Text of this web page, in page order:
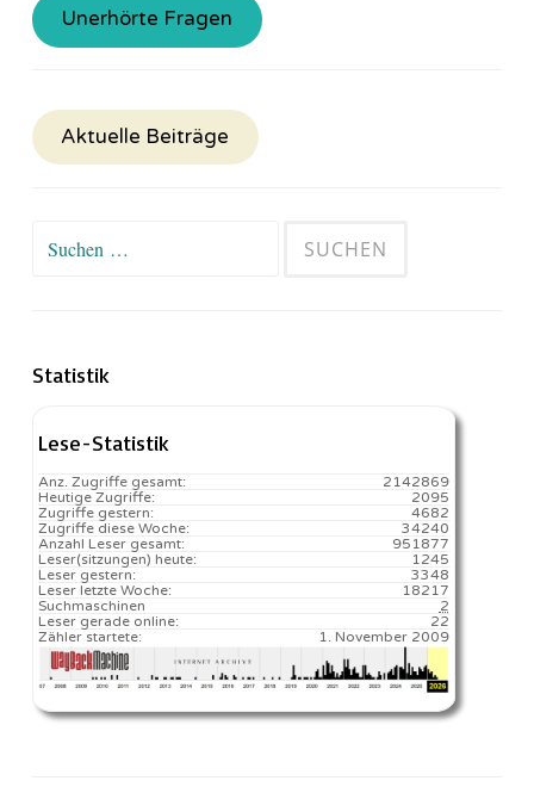
Unerhörte Fragen
Aktuelle Beiträge
Suchen
Statistik
Lese-Statistik
2142869
Anz. Zugriffe gesamt:
2095
Heutige Zugriffe:
4682
Zugriffe gestern:
34240
Zugriffe diese Woche:
951877
Anzahl Leser gesamt:
1245️
Leser(sitzungen) heute:
3348
Leser gestern:
18217️
Leser letzte Woche:
2
Suchmaschinen
22
Leser gerade online:
1. November 2009
Zähler startete: